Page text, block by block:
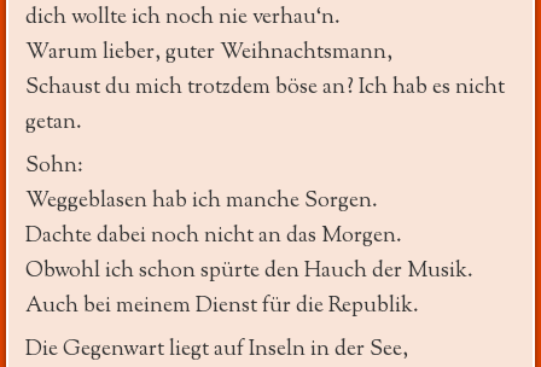
dich wollte ich noch nie verhau‘n.
Warum lieber, guter Weihnachtsmann,
Schaust du mich trotzdem böse an? Ich hab es nicht
getan.
Sohn:
Weggeblasen hab ich manche Sorgen.
Dachte dabei noch nicht an das Morgen.
Obwohl ich schon spürte den Hauch der Musik.
Auch bei meinem Dienst für die Republik.
Die Gegenwart liegt auf Inseln in der See,